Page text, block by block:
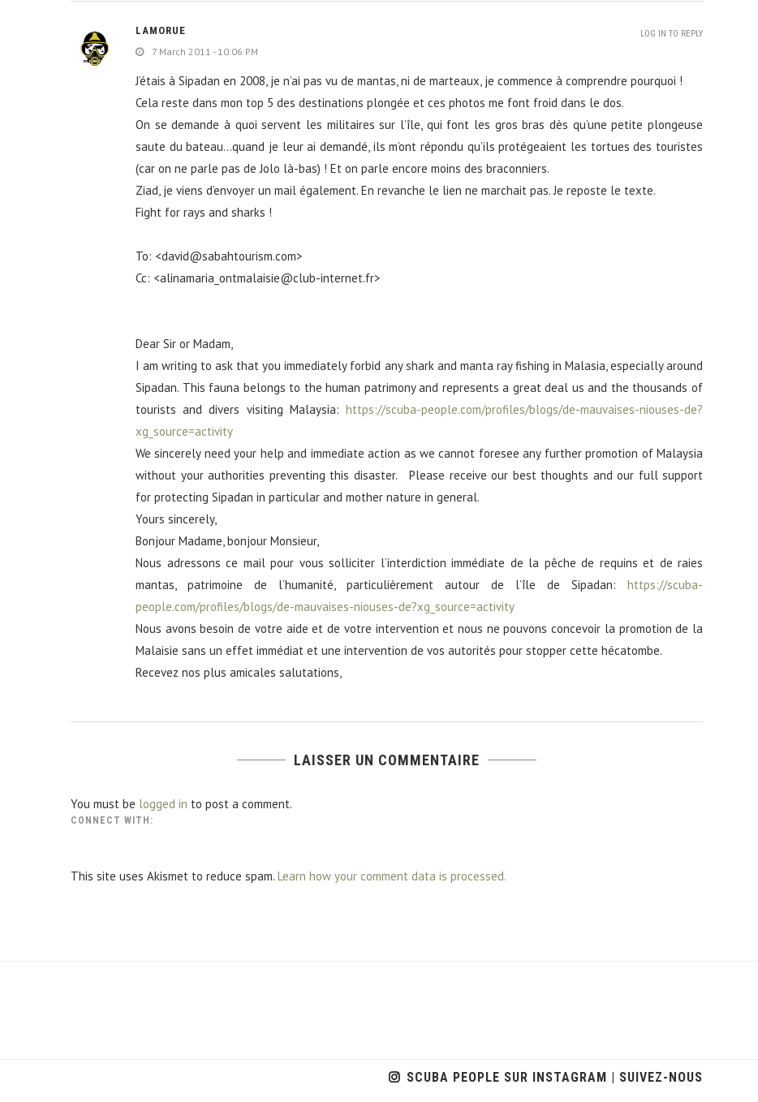
LAMORUE
7 March 2011 - 10:06 PM
J’étais à Sipadan en 2008, je n’ai pas vu de mantas, ni de marteaux, je commence à comprendre pourquoi !
Cela reste dans mon top 5 des destinations plongée et ces photos me font froid dans le dos.
On se demande à quoi servent les militaires sur l’île, qui font les gros bras dès qu’une petite plongeuse
saute du bateau…quand je leur ai demandé, ils m’ont répondu qu’ils protégeaient les tortues des touristes
(car on ne parle pas de Jolo là-bas) ! Et on parle encore moins des braconniers.
Ziad, je viens d’envoyer un mail également. En revanche le lien ne marchait pas. Je reposte le texte.
Fight for rays and sharks !
To: <david@sabahtourism.com>
Cc: <alinamaria_ontmalaisie@club-internet.fr>
Dear Sir or Madam,
I am writing to ask that you immediately forbid any shark and manta ray fishing in Malasia, especially around
Sipadan. This fauna belongs to the human patrimony and represents a great deal us and the thousands of
tourists and divers visiting Malaysia: https://scuba-people.com/profiles/blogs/de-mauvaises-niouses-de?
xg_source=activity
We sincerely need your help and immediate action as we cannot foresee any further promotion of Malaysia
without your authorities preventing this disaster. Please receive our best thoughts and our full support
for protecting Sipadan in particular and mother nature in general.
Yours sincerely,
Bonjour Madame, bonjour Monsieur,
Nous adressons ce mail pour vous solliciter l’interdiction immédiate de la pêche de requins et de raies
mantas, patrimoine de l’humanité, particulièrement autour de l’île de Sipadan: https://scuba-
people.com/profiles/blogs/de-mauvaises-niouses-de?xg_source=activity
Nous avons besoin de votre aide et de votre intervention et nous ne pouvons concevoir la promotion de la
Malaisie sans un effet immédiat et une intervention de vos autorités pour stopper cette hécatombe.
Recevez nos plus amicales salutations,
LOG IN TO REPLY
LAISSER UN COMMENTAIRE
You must be logged in to post a comment.
CONNECT WITH:
This site uses Akismet to reduce spam. Learn how your comment data is processed.
SCUBA PEOPLE SUR INSTAGRAM | SUIVEZ-NOUS